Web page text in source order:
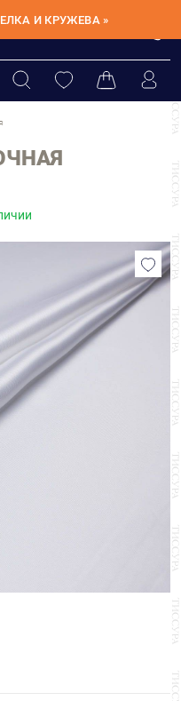
И КРУЖЕВА »